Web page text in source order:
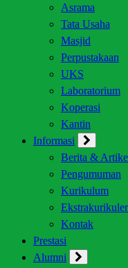
Asrama
Tata Usaha
Masjid
Perpustakaan
UKS
Laboratorium
Koperasi
Kantin
Informasi
Berita &
Pengumuman
Kurikulum
Ekstrakurikuler
Kontak
Prestasi
Alumni